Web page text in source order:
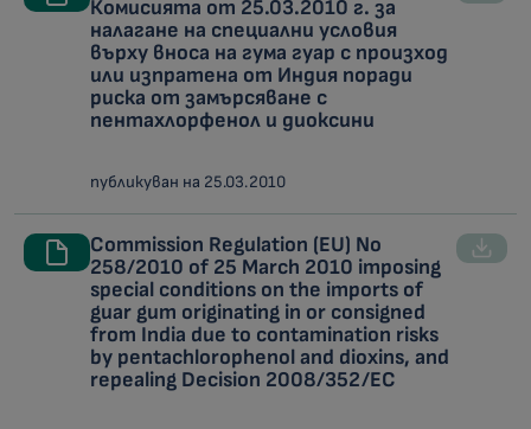
Комисията от 25.03.2010 г. за
налагане на специални условия
върху вноса на гума гуар с произход
или изпратена от Индия поради
риска от замърсяване с
пентахлорфенол и диоксини
публикуван на 25.03.2010
Commission Regulation (EU) No
258/2010 of 25 March 2010 imposing
special conditions on the imports of
guar gum originating in or consigned
from India due to contamination risks
by pentachlorophenol and dioxins, and
repealing Decision 2008/352/EC